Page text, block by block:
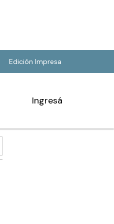
Edición Impresa
Ingresá